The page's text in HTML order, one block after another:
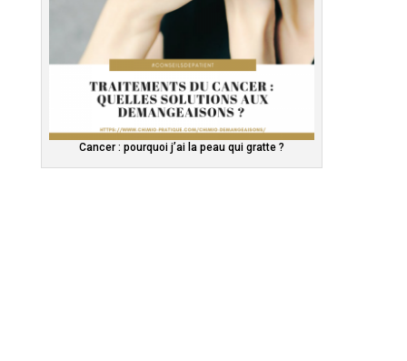
Cancer : pourquoi j’ai la peau qui gratte ?